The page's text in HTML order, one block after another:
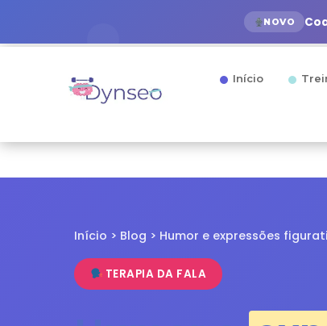
NOVO
Início
Início > Blog > Humor e expressões
TERAPIA DA FALA